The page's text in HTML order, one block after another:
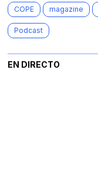
COPE magazine
Podcast
EN DIRECTO